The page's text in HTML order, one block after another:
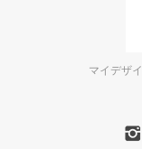
マイデザ